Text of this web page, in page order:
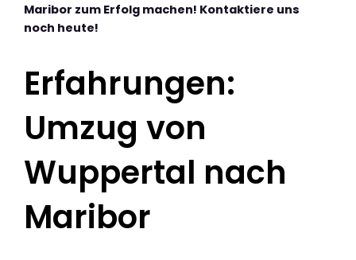
Maribor zum Erfolg machen! Kontaktiere uns
noch heute!
Erfahrungen:
Umzug von
Wuppertal nach
Maribor